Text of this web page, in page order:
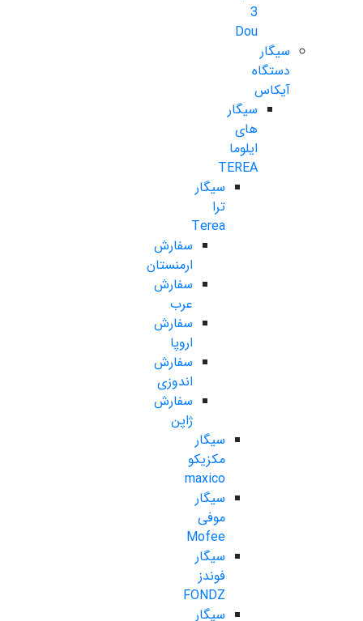
3
Dou
سیگار
دستگاه
آیکاس
سیگار
های
ایلوما
TEREA
سیگار
ترا
Terea
سفارش
ارمنستان
سفارش
عرب
سفارش
اروپا
سفارش
اندوزی
سفارش
ژاپن
سیگار
مکزیکو
maxico
سیگار
موفی
Mofee
سیگار
فوندز
FONDZ
سیگار